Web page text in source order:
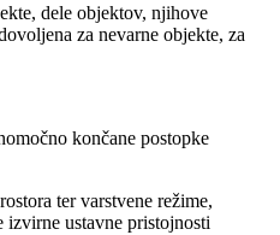
dele objektov, njihove
za nevarne objekte, za
končane postopke
ter varstvene režime,
ustavne pristojnosti